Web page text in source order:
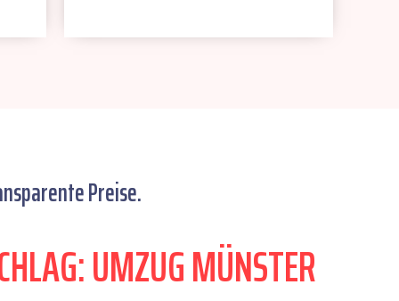
Preise.
UMZUG MÜNSTER